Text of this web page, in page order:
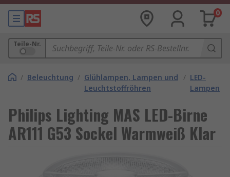
0
Teile-Nr.
/ Beleuchtung / Glühlampen, Lampen und
Leuchtstoffröhren
/ LED-
Lampen
Philips Lighting MAS LED-Birne
AR111 G53 Sockel Warmweiß Klar